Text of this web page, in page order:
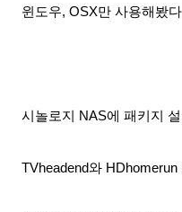
윈도우, OSX만 사용해봤
시놀로지 NAS에 패키지
TVheadend와 HDhomerun